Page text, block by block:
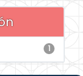
1